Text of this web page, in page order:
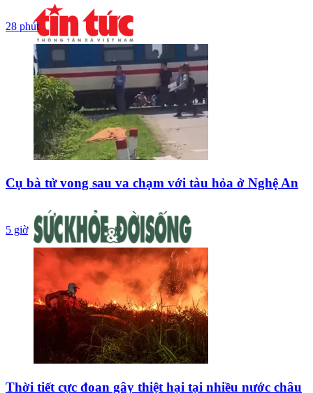
28 phút
Cụ bà tử vong sau va chạm với tàu hỏa ở Nghệ An
5 giờ
Thời tiết cực đoan gây thiệt hại tại nhiều nước châu